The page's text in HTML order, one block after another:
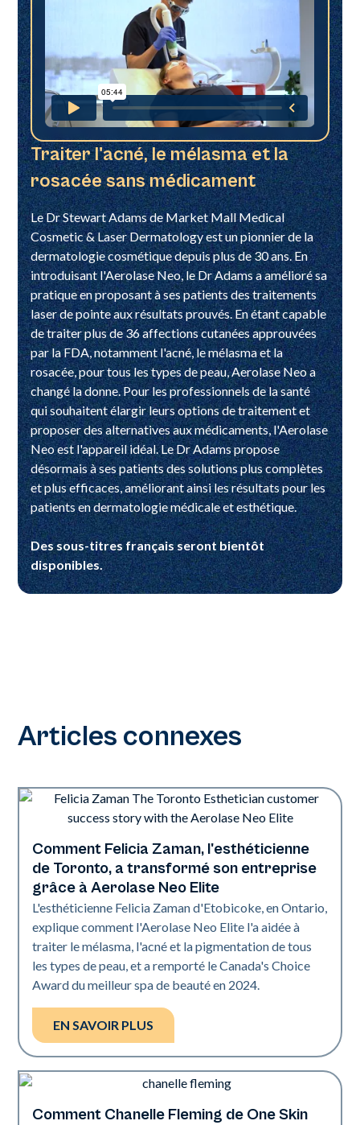
Traiter l'acné, le mélasma et la
rosacée sans médicament
Le Dr Stewart Adams de Market Mall Medical
Cosmetic & Laser Dermatology est un pionnier de la
dermatologie cosmétique depuis plus de 30 ans. En
introduisant l'Aerolase Neo, le Dr Adams a amélioré sa
pratique en proposant à ses patients des traitements
laser de pointe aux résultats prouvés. En étant capable
de traiter plus de 36 affections cutanées approuvées
par la FDA, notamment l'acné, le mélasma et la
rosacée, pour tous les types de peau, Aerolase Neo a
changé la donne. Pour les professionnels de la santé
qui souhaitent élargir leurs options de traitement et
proposer des alternatives aux médicaments, l'Aerolase
Neo est l'appareil idéal. Le Dr Adams propose
désormais à ses patients des solutions plus complètes
et plus efficaces, améliorant ainsi les résultats pour les
patients en dermatologie médicale et esthétique.
Des sous-titres français seront bientôt
disponibles.
Articles connexes
Neo Elite
Comment Felicia Zaman, l'esthéticienne
de Toronto, a transformé son entreprise
grâce à Aerolase Neo Elite
L'esthéticienne Felicia Zaman d'Etobicoke, en Ontario,
explique comment l'Aerolase Neo Elite l'a aidée à
traiter le mélasma, l'acné et la pigmentation de tous
les types de peau, et a remporté le Canada's Choice
Award du meilleur spa de beauté en 2024.
EN SAVOIR PLUS
Neo Elite
Comment Chanelle Fleming de One Skin